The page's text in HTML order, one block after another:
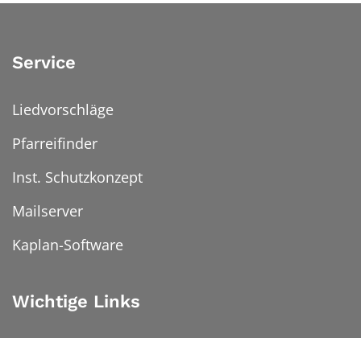
Service
Liedvorschläge
Pfarreifinder
Inst. Schutzkonzept
Mailserver
Kaplan-Software
Wichtige Links